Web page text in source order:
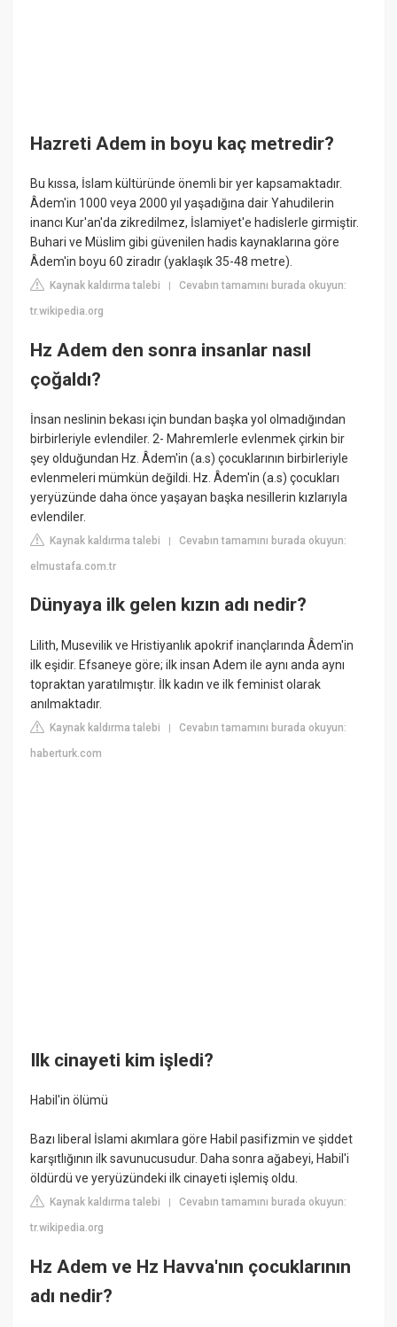
Hazreti Adem in boyu kaç metredir?
Bu kıssa, İslam kültüründe önemli bir yer kapsamaktadır.
Âdem'in 1000 veya 2000 yıl yaşadığına dair Yahudilerin
inancı Kur'an'da zikredilmez, İslamiyet'e hadislerle girmiştir.
Buhari ve Müslim gibi güvenilen hadis kaynaklarına göre
Âdem'in boyu 60 ziradır (yaklaşık 35-48 metre).
Kaynak kaldırma talebi |Cevabın tamamını burada okuyun:
tr.wikipedia.org
Hz Adem den sonra insanlar nasıl
çoğaldı?
İnsan neslinin bekası için bundan başka yol olmadığından
birbirleriyle evlendiler. 2- Mahremlerle evlenmek çirkin bir
şey olduğundan Hz. Âdem'in (a.s) çocuklarının birbirleriyle
evlenmeleri mümkün değildi. Hz. Âdem'in (a.s) çocukları
yeryüzünde daha önce yaşayan başka nesillerin kızlarıyla
evlendiler.
Kaynak kaldırma talebi |Cevabın tamamını burada okuyun:
elmustafa.com.tr
Dünyaya ilk gelen kızın adı nedir?
Lilith, Musevilik ve Hristiyanlık apokrif inançlarında Âdem'in
ilk eşidir. Efsaneye göre; ilk insan Adem ile aynı anda aynı
topraktan yaratılmıştır. İlk kadın ve ilk feminist olarak
anılmaktadır.
Kaynak kaldırma talebi |Cevabın tamamını burada okuyun:
haberturk.com
Ilk cinayeti kim işledi?
Habil'in ölümü
Bazı liberal İslami akımlara göre Habil pasifizmin ve şiddet
karşıtlığının ilk savunucusudur. Daha sonra ağabeyi, Habil'i
öldürdü ve yeryüzündeki ilk cinayeti işlemiş oldu.
Kaynak kaldırma talebi |Cevabın tamamını burada okuyun:
tr.wikipedia.org
Hz Adem ve Hz Havva'nın çocuklarının
adı nedir?